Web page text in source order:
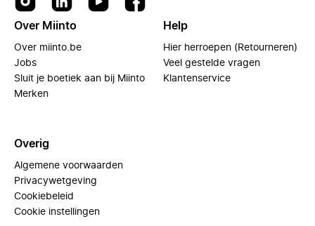
Over Miinto
Over miinto.be
Jobs
Sluit je boetiek aan bij Miinto
Merken
Help
Hier herroepen (Retourneren)
Veel gestelde vragen
Klantenservice
Overig
Algemene voorwaarden
Privacywetgeving
Cookiebeleid
Cookie instellingen